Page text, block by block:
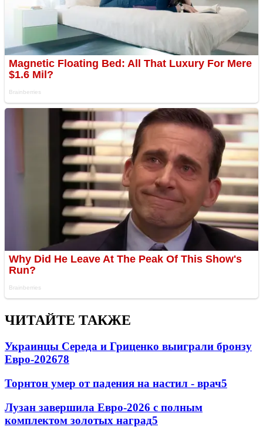
ЧИТАЙТЕ ТАКЖЕ
Украинцы Середа и Гриценко выиграли бронзу
Евро-202678
Торнтон умер от падения на настил - врач5
Лузан завершила Евро-2026 с полным
комплектом золотых наград5